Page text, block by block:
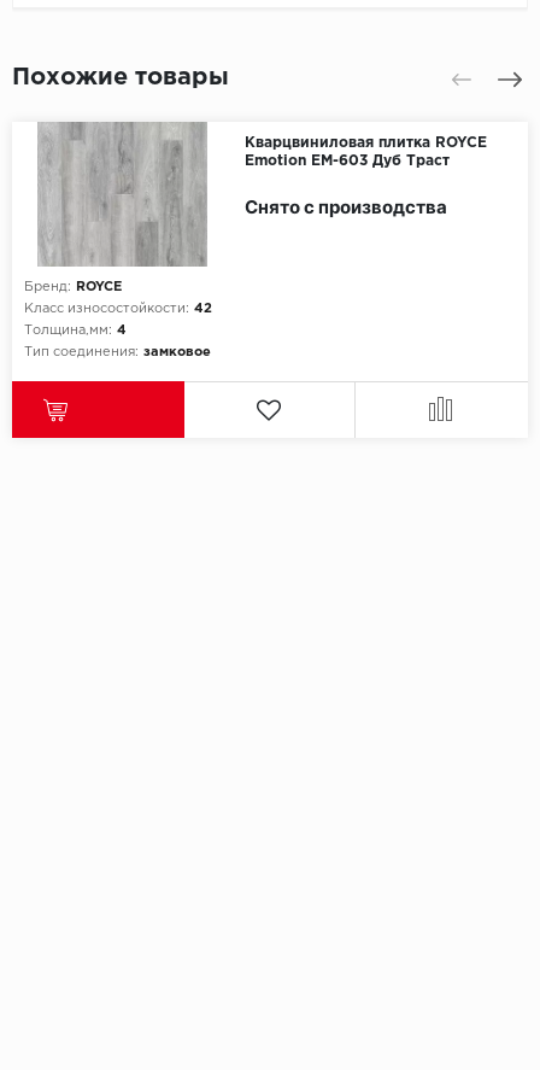
Похожие товары
Кварцвиниловая плитка ROYCE
Emotion EM-603 Дуб Траст
Бренд:
ROYCE
Класс износостойкости: 42
Толщина,мм: 4
Тип соединения: замковое
Снято с производства